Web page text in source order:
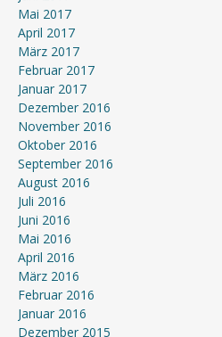
Mai 2017
April 2017
März 2017
Februar 2017
Januar 2017
Dezember 2016
November 2016
Oktober 2016
September 2016
August 2016
Juli 2016
Juni 2016
Mai 2016
April 2016
März 2016
Februar 2016
Januar 2016
Dezember 2015